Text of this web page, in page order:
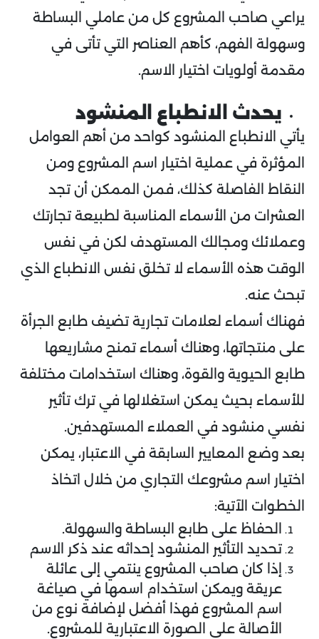
يراعي صاحب المشروع كل من عاملي البساطة
وسهولة الفهم، كأهم العناصر التي تأتى في
مقدمة أولويات اختيار الاسم.
يحدث الانطباع المنشود
يأتي الانطباع المنشود كواحد من أهم العوامل
المؤثرة في عملية اختيار اسم المشروع ومن
النقاط الفاصلة كذلك، فمن الممكن أن تجد
العشرات من الأسماء المناسبة لطبيعة تجارتك
وعملائك ومجالك المستهدف لكن في نفس
الوقت هذه الأسماء لا تخلق نفس الانطباع الذي
تبحث عنه.
فهناك أسماء لعلامات تجارية تضيف طابع الجرأة
على منتجاتها، وهناك أسماء تمنح مشاريعها
طابع الحيوية والقوة، وهناك استخدامات مختلفة
للأسماء بحيث يمكن استغلالها في ترك تأثير
نفسي منشود في العملاء المستهدفين.
بعد وضع المعايير السابقة في الاعتبار، يمكن
اختيار اسم مشروعك التجاري من خلال اتخاذ
الخطوات الآتية:
الحفاظ على طابع البساطة والسهولة.
تحديد التأثير المنشود إحداثه عند ذكر الاسم
إذا كان صاحب المشروع ينتمي إلى عائلة
عريقة ويمكن استخدام اسمها في صياغة
اسم المشروع فهذا أفضل لإضافة نوع من
الأصالة على الصورة الاعتبارية للمشروع.